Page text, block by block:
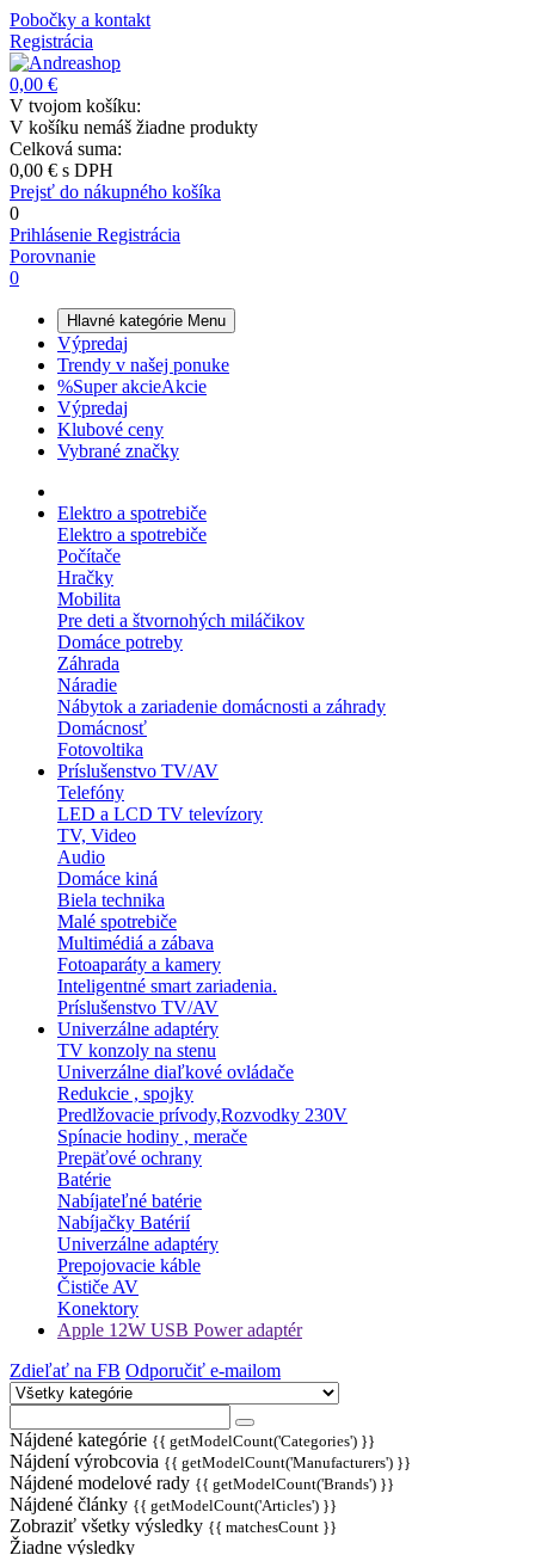
Pobočky a kontakt
Registrácia
0,00 €
V tvojom košíku:
V košíku nemáš žiadne produkty
Celková suma:
0,00 € s DPH
Prejsť do nákupného košíka
0
Prihlásenie Registrácia
Porovnanie
0
Hlavné kategórie Menu
Výpredaj
Trendy v našej ponuke
%Super akcieAkcie
Výpredaj
Klubové ceny
Vybrané značky
Elektro a spotrebiče
Elektro a spotrebiče
Počítače
Hračky
Mobilita
Pre deti a štvornohých miláčikov
Domáce potreby
Záhrada
Náradie
Nábytok a zariadenie domácnosti a záhrady
Domácnosť
Fotovoltika
Príslušenstvo TV/AV
Telefóny
LED a LCD TV televízory
TV, Video
Audio
Domáce kiná
Biela technika
Malé spotrebiče
Multimédiá a zábava
Fotoaparáty a kamery
Inteligentné smart zariadenia.
Príslušenstvo TV/AV
Univerzálne adaptéry
TV konzoly na stenu
Univerzálne diaľkové ovládače
Redukcie , spojky
Predlžovacie prívody,Rozvodky 230V
Spínacie hodiny , merače
Prepäťové ochrany
Batérie
Nabíjateľné batérie
Nabíjačky Batérií
Univerzálne adaptéry
Prepojovacie káble
Čističe AV
Konektory
Apple 12W USB Power adaptér
Zdieľať na FB Odporučiť e-mailom
Nájdené kategórie {{ getModelCount('Categories') }}
Nájdení výrobcovia {{ getModelCount('Manufacturers') }}
Nájdené modelové rady {{ getModelCount('Brands') }}
Nájdené články {{ getModelCount('Articles') }}
Zobraziť všetky výsledky {{ matchesCount }}
Žiadne výsledky